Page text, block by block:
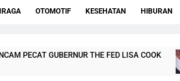
Rudal Serang Pasukan Saudi, Houthi Tetapkan
OTOMOTIF KESEHATAN HIBURAN
GUBERNUR THE FED LISA COOK